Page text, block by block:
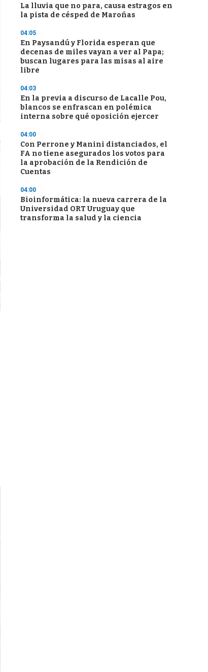
La lluvia que no para, causa estragos en
la pista de césped de Maroñas
04:05
En Paysandú y Florida esperan que
decenas de miles vayan a ver al Papa;
buscan lugares para las misas al aire
libre
04:03
En la previa a discurso de Lacalle Pou,
blancos se enfrascan en polémica
interna sobre qué oposición ejercer
04:00
Con Perrone y Manini distanciados, el
FA no tiene asegurados los votos para
la aprobación de la Rendición de
Cuentas
04:00
Bioinformática: la nueva carrera de la
Universidad ORT Uruguay que
transforma la salud y la ciencia